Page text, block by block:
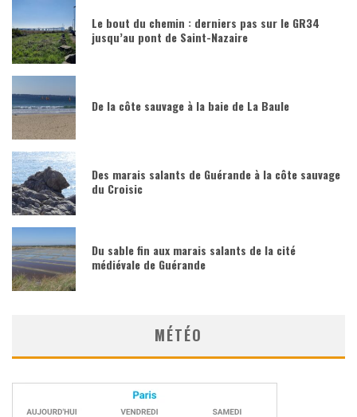
Le bout du chemin : derniers pas sur le GR34
jusqu’au pont de Saint-Nazaire
De la côte sauvage à la baie de La Baule
Des marais salants de Guérande à la côte sauvage
du Croisic
Du sable fin aux marais salants de la cité
médiévale de Guérande
MÉTÉO